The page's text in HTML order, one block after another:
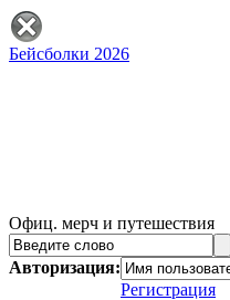
Бейсболки 2026
Офиц. мерч и путешествия
Авторизация:
Регистрация